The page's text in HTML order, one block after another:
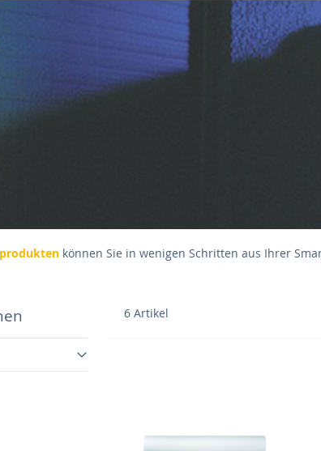
können Sie in wenigen Schritten aus Ihrer
6 Artikel